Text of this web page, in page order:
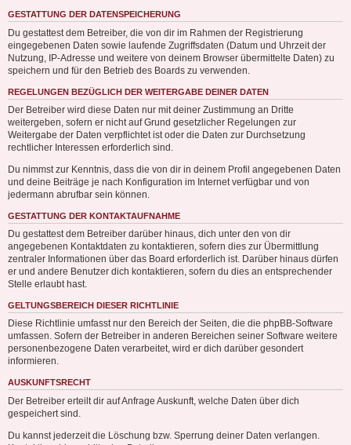
GESTATTUNG DER DATENSPEICHERUNG
Du gestattest dem Betreiber, die von dir im Rahmen der Registrierung
eingegebenen Daten sowie laufende Zugriffsdaten (Datum und Uhrzeit der
Nutzung, IP-Adresse und weitere von deinem Browser übermittelte Daten) zu
speichern und für den Betrieb des Boards zu verwenden.
REGELUNGEN BEZÜGLICH DER WEITERGABE DEINER DATEN
Der Betreiber wird diese Daten nur mit deiner Zustimmung an Dritte
weitergeben, sofern er nicht auf Grund gesetzlicher Regelungen zur
Weitergabe der Daten verpflichtet ist oder die Daten zur Durchsetzung
rechtlicher Interessen erforderlich sind.
Du nimmst zur Kenntnis, dass die von dir in deinem Profil angegebenen Daten
und deine Beiträge je nach Konfiguration im Internet verfügbar und von
jedermann abrufbar sein können.
GESTATTUNG DER KONTAKTAUFNAHME
Du gestattest dem Betreiber darüber hinaus, dich unter den von dir
angegebenen Kontaktdaten zu kontaktieren, sofern dies zur Übermittlung
zentraler Informationen über das Board erforderlich ist. Darüber hinaus dürfen
er und andere Benutzer dich kontaktieren, sofern du dies an entsprechender
Stelle erlaubt hast.
GELTUNGSBEREICH DIESER RICHTLINIE
Diese Richtlinie umfasst nur den Bereich der Seiten, die die phpBB-Software
umfassen. Sofern der Betreiber in anderen Bereichen seiner Software weitere
personenbezogene Daten verarbeitet, wird er dich darüber gesondert
informieren.
AUSKUNFTSRECHT
Der Betreiber erteilt dir auf Anfrage Auskunft, welche Daten über dich
gespeichert sind.
Du kannst jederzeit die Löschung bzw. Sperrung deiner Daten verlangen.